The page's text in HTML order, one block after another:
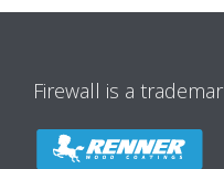
Firewall is a